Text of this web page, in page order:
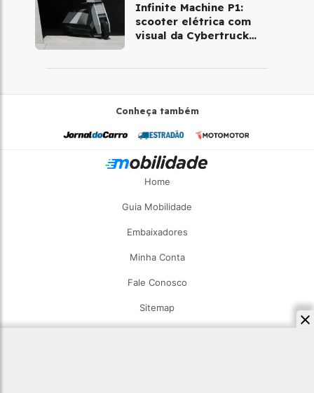
Infinite Machine P1:
scooter elétrica com
visual da Cybertruck
Conheça também
Home
Guia Mobilidade
Embaixadores
Minha Conta
Fale Conosco
Sitemap